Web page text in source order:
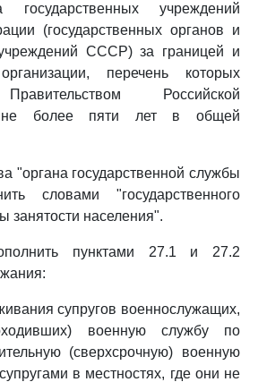
государственных учреждений
(государственных органов и
учреждений СССР) за границей и
перечень которых
Российской
более пяти лет в общей
"органа государственной службы
словами "государственного
занятости населения".
пунктами 27.1 и 27.2
супругов военнослужащих,
военную службу по
(сверхсрочную) военную
в местностях, где они не